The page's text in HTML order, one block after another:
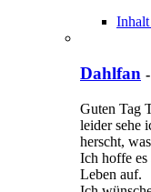
Inhalt
Dahlfan -
Guten Tag
leider sehe
herscht,
Ich hoffe
Leben auf.